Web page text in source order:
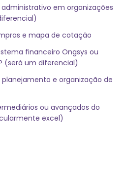
em organizações
e mapa de cotação
financeiro Ongsys ou
(será um diferencial)
e organização de
ou avançados do
excel)